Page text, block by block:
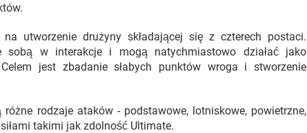
na utworzenie drużyny składającej się z czterech postaci.
sobą w interakcje i mogą natychmiastowo działać jako
jest zbadanie słabych punktów wroga i stworzenie
różne rodzaje ataków - podstawowe, lotniskowe, powietrzne,
takimi jak zdolność Ultimate.